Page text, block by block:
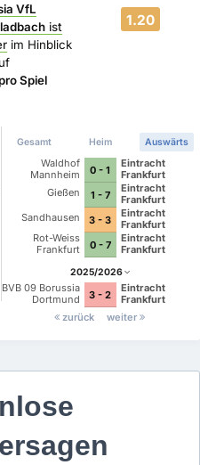
VfL
ist
im Hinblick
Spiel
1.20
Gesamt Heim Auswärts
Waldhof
Mannheim
0 - 1
Eintracht
Frankfurt
Gießen
1 - 7
Eintracht
Frankfurt
Sandhausen
3 - 3
Eintracht
Frankfurt
Rot-Weiss
Frankfurt
0 - 7
Eintracht
Frankfurt
2025/2026
BVB 09 Borussia
Dortmund
3 - 2
Eintracht
Frankfurt
zurück
weiter